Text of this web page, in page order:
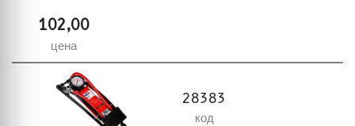
102,00
цена
28383
код